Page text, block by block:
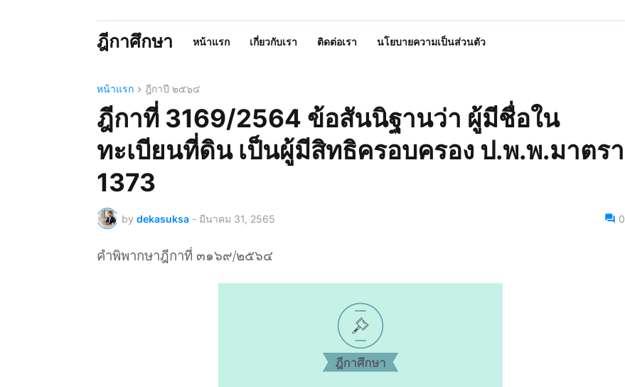
ฎีกาศึกษา หน้าแรก เกี่ยวกับเรา ติดต่อเรา นโยบายความเป็นส่วนตัว
หน้าแรก ฎีกาปี ๒๕๖๔
ฎีกาที่ 3169/2564 ข้อสันนิฐานว่า ผู้มีชื่อใน
ทะเบียนที่ดิน เป็นผู้มีสิทธิครอบครอง ป.พ.พ.มาตรา
1373
by dekasuksa - มีนาคม 31, 2565 0
คำพิพากษาฎีกาที่ ๓๑๖๙/๒๕๖๔